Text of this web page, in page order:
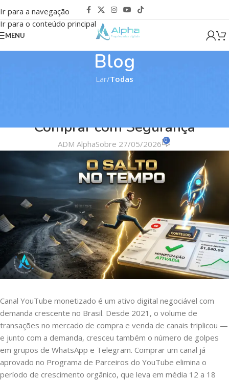
Ir para a navegação
Ir para o conteúdo principal
MENU
Blog
Lar/Todas
Comprar com Segurança
ADM AlphaSobre 27/05/2026 0
Canal YouTube monetizado é um ativo digital negociável com
demanda crescente no Brasil. Desde 2021, o volume de
transações no mercado de compra e venda de canais triplicou —
e junto com a demanda, cresceu também o número de golpes
em grupos de WhatsApp e Telegram. Comprar um canal já
aprovado no Programa de Parceiros do YouTube elimina o
período de crescimento orgânico, que leva em média 12 a 18